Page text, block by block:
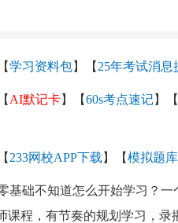
【学习资料包】【 25年考试消息
【 AI默记卡】【60s考点速记】【
【 233网校APP下载 】 【模拟题库
基础不知道怎么开始学习？一
课程，有节奏的规划学习，录